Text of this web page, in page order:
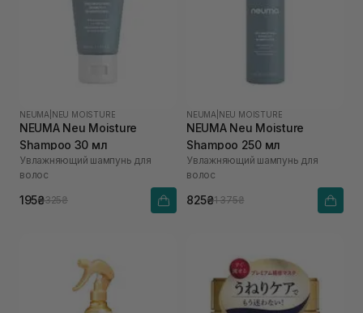
NEUMA NEU MOISTURE
NEUMA Neu Moisture
Shampoo 30 мл
Увлажняющий шампунь для
волос
195₴325₴
NEUMA NEU MOISTURE
NEUMA Neu Moisture
Shampoo 250 мл
Увлажняющий шампунь для
волос
825₴1 375₴